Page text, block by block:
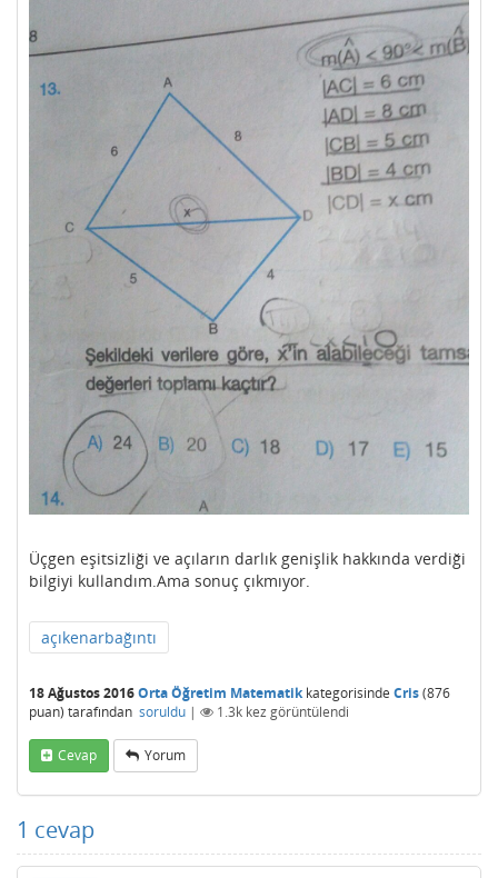
Üçgen eşitsizliği ve açıların darlık genişlik hakkında verdiği
bilgiyi kullandım.Ama sonuç çıkmıyor.
açıkenarbağıntı
18 Ağustos 2016Orta Öğretim Matematikkategorisinde Cris(876
puan) tarafından soruldu | 1.3k kez görüntülendi
Cevap Yorum
1 cevap